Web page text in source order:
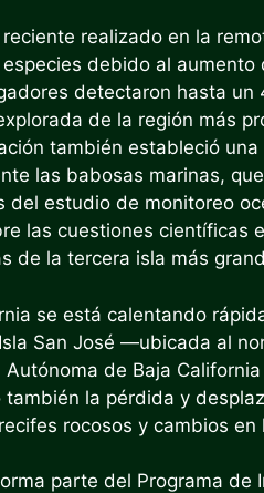
realizado en la
debido al
detectaron hasta
de la región más
también estableció
las babosas marinas,
del estudio de monitoreo
las cuestiones científicas
de la tercera isla más
se está calentando
San José —ubicada al
de Baja
la pérdida y
rocosos y cambios en
parte del Programa de